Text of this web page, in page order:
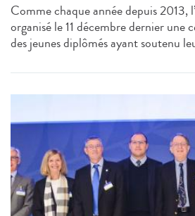
Comme chaque année depuis 2013,
organisé le 11 décembre dernier une
des jeunes diplômés ayant soutenu